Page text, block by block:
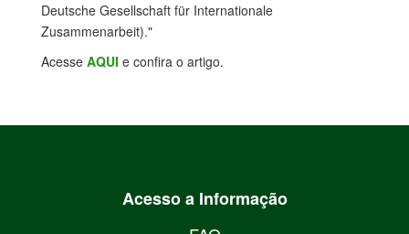
Deutsche Gesellschaft für Internationale
Zusammenarbeit)."
Acesse AQUI e confira o artigo.
Acesso a Informação